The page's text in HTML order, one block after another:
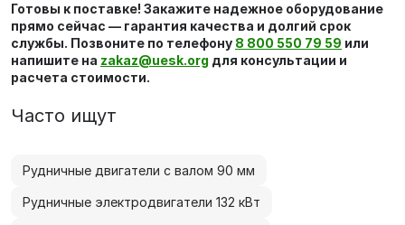
Готовы к поставке! Закажите надежное оборудование
прямо сейчас — гарантия качества и долгий срок
службы. Позвоните по телефону 8 800 550 79 59 или
напишите на zakaz@uesk.org для консультации и
расчета стоимости.
Часто ищут
Рудничные двигатели с валом 90 мм
Рудничные электродвигатели 132 кВт